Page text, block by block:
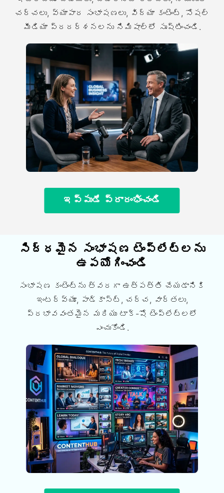
చర్చలు, వ్యాపార సంభాషణలు, విద్యా కంటెంట్, సోషల్
మీడియా ప్రదర్శనలను నిమిషాల్లో సృష్టించండి.
ఇప్పుడే ప్రారంభించండి
సిద్ధమైన సంభాషణ టెంప్లేట్లను
ఉపయోగించండి
సంభాషణ కంటెంట్ను త్వరగా ఉత్పత్తి చేయడానికి
ఇంటర్వ్యూ, పాడ్కాస్ట్, చర్చ, వార్తలు,
ప్రభావవంతమైన మరియు టాక్-షో టెంప్లేట్లలో
ఎంచుకోండి.